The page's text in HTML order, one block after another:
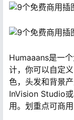
Humaaans是一
计，你可以自定
色，头发和背景
InVision Studio
用。划重点可商